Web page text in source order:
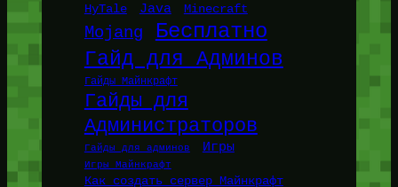
HyTale Java Minecraft
Mojang Бесплатно
Гайд для Админов
Гайды Майнкрафт
Гайды для
Администраторов
Гайды для админов Игры
Игры Майнкрафт
Как создать сервер Майнкрафт